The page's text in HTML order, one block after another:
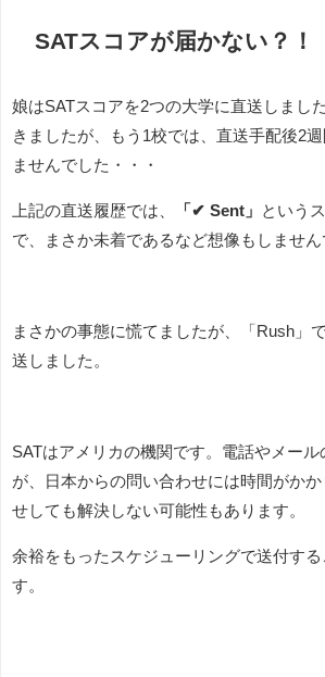
SATスコアが届かない？！
娘はSATスコアを2つの大学に直送しまし
きましたが、もう1校では、直送手配後2
ませんでした・・・
上記の直送履歴では、 「✔ Sent」 という
で、まさか未着であるなど想像もしません
まさかの事態に慌てましたが、「Rush」
送しました。
SATはアメリカの機関です。電話やメー
が、日本からの問い合わせには時間がか
せしても解決しない可能性もあります。
余裕をもったスケジューリングで送付す
す。